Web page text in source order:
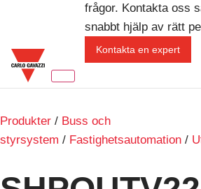
frågor. Kontakta oss
snabbt hjälp av rätt
Kontakta en expert
Produkter / Buss och
styrsystem / Fastighetsautomation /